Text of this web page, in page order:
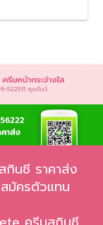
กินชี ราคาส่ง
มัครตัวแทน